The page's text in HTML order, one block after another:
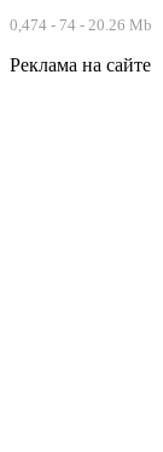
0,474 - 74 - 20.26 Mb
Реклама на сайте